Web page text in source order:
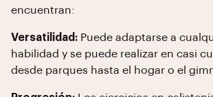
encuentran:
Versatilidad: Puede adaptarse a
habilidad y se puede realizar en casi
desde parques hasta el hogar o el